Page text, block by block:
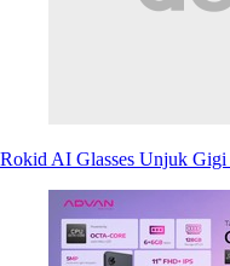
Rokid AI Glasses Unjuk